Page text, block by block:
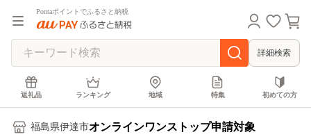
Pontaポイントでふるさと納税
詳細検索
返礼品 ランキング 地域 特集 初めての方
福島県伊達市オンラインワンストップ申請対象